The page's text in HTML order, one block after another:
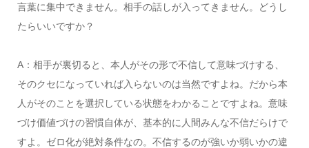
言葉に集中できません。相手の話しが入ってきません。どうし
たらいいですか？
A：相手が裏切ると、本人がその形で不信して意味づけする、
そのクセになっていれば入らないのは当然ですよね。だから本
人がそのことを選択している状態をわかることですよね。意味
づけ価値づけの習慣自体が、基本的に人間みんな不信だらけで
すよ。ゼロ化が絶対条件なの。不信するのが強いか弱いかの違